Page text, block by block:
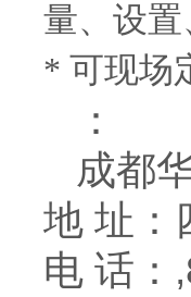
量、设
* 可现场
：
成都
地 址：
电 话：